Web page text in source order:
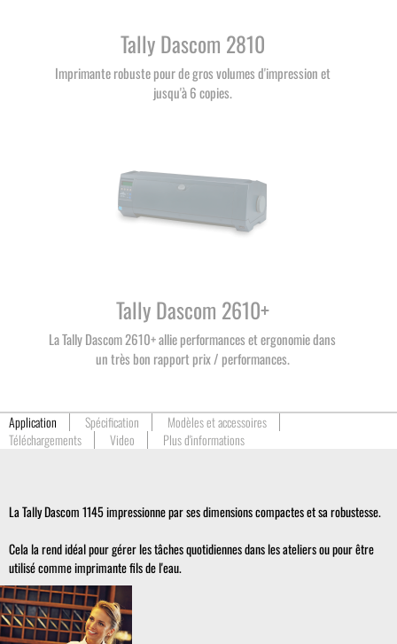
Tally Dascom 2810
Imprimante robuste pour de gros volumes d'impression et
jusqu'à 6 copies.
Tally Dascom 2610+
La Tally Dascom 2610+ allie performances et ergonomie dans
un très bon rapport prix / performances.
Application Spécification
Modèles et accessoires
Téléchargements
Video Plus d'informations
La Tally Dascom 1145 impressionne par ses dimensions compactes et sa robustesse.
Cela la rend idéal pour gérer les tâches quotidiennes dans les ateliers ou pour être
utilisé comme imprimante fils de l'eau.